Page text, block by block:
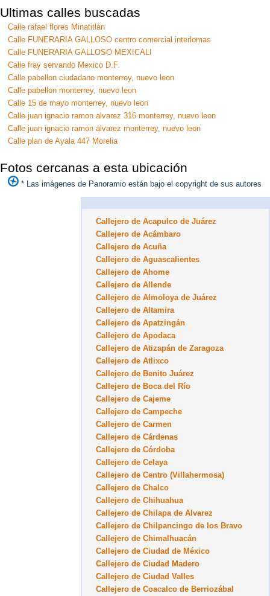
Ultimas calles buscadas
Calle rafael flores Minatitlán
Calle FUNERARIA GALLOSO centro comercial interlomas
Calle FUNERARIA GALLOSO MEXICALI
Calle fray servando Mexico D.F.
Calle pabellon ciudadano monterrey, nuevo leon
Calle pabellon monterrey, nuevo leon
Calle 15 de mayo monterrey, nuevo leon
Calle juan ignacio ramon alvarez 316 monterrey, nuevo leon
Calle juan ignacio ramon alvarez monterrey, nuevo leon
Calle plan de Ayala 447 Morelia
Fotos cercanas a esta ubicación
* Las imágenes de Panoramio están bajo el copyright de sus autores
Callejero de Acapulco de Juárez
Callejero de Acámbaro
Callejero de Acuña
Callejero de Aguascalientes
Callejero de Ahome
Callejero de Allende
Callejero de Almoloya de Juárez
Callejero de Altamira
Callejero de Apatzingán
Callejero de Apodaca
Callejero de Atizapán de Zaragoza
Callejero de Atlixco
Callejero de Benito Juárez
Callejero de Boca del Río
Callejero de Cajeme
Callejero de Campeche
Callejero de Carmen
Callejero de Cárdenas
Callejero de Córdoba
Callejero de Celaya
Callejero de Centro (Villahermosa)
Callejero de Chalco
Callejero de Chihuahua
Callejero de Chilapa de Alvarez
Callejero de Chilpancingo de los Bravo
Callejero de Chimalhuacán
Callejero de Ciudad de México
Callejero de Ciudad Madero
Callejero de Ciudad Valles
Callejero de Coacalco de Berriozábal